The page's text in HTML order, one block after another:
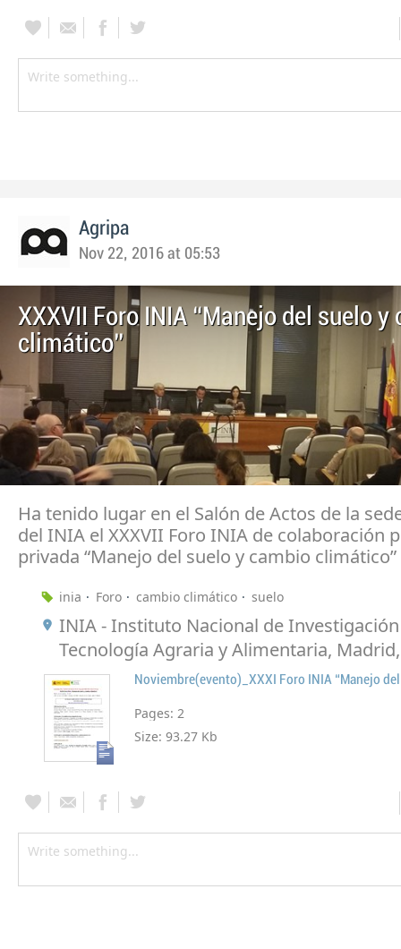
Agripa
Nov 22, 2016 at 05:53
XXXVII Foro INIA “Manejo del suelo y
climático”
Ha tenido lugar en el Salón de Actos de la
del INIA el XXXVII Foro INIA de colaboración
privada “Manejo del suelo y cambio climático”
inia Foro cambio climático suelo
INIA - Instituto Nacional de
Tecnología Agraria y Alimentaria,
Pages: 2
Size: 93.27 Kb